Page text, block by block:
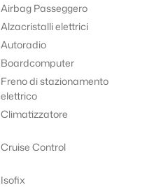
Airbag Passeggero
Alzacristalli elettrici
Autoradio
Boardcomputer
Freno di stazionamento
elettrico
Climatizzatore
Cruise Control
Isofix